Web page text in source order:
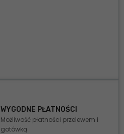
WYGODNE PŁATNOŚCI
Możliwość płatności przelewem i
gotówką